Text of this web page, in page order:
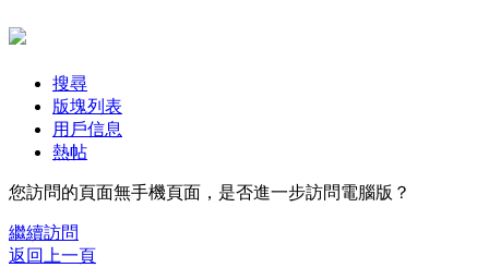
搜尋
版塊列表
用戶信息
熱帖
您訪問的頁面無手機頁面，是否進一步訪問電腦版？
繼續訪問
返回上一頁